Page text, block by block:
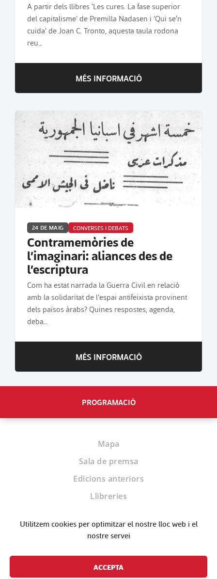
Utilitzem cookies per optimitzar el nostre lloc web i el
nostre servei
ACCEPTA
A partir dels llibres 'Les cures. La fase superior
del capitalisme' de Premilla Nadasen i 'Qui se’n
cuida' de Joan C. Tronto, aquesta taula rodona
reu…
MÉS INFORMACIÓ
24 DE MAIG CONVERSES I DEBATS
Contramemòries de
l’imaginari: aliances des de
l’escriptura
Com ha estat narrada la Guerra Civil en relació
amb la solidaritat de l'espai antifeixista provinent
dels països àrabs? Quines respostes, agenda,
deba…
MÉS INFORMACIÓ
PROGRAMACIÓ
Mapa
Sala de premsa
Edicions anteriors
Llibreries
Editorials